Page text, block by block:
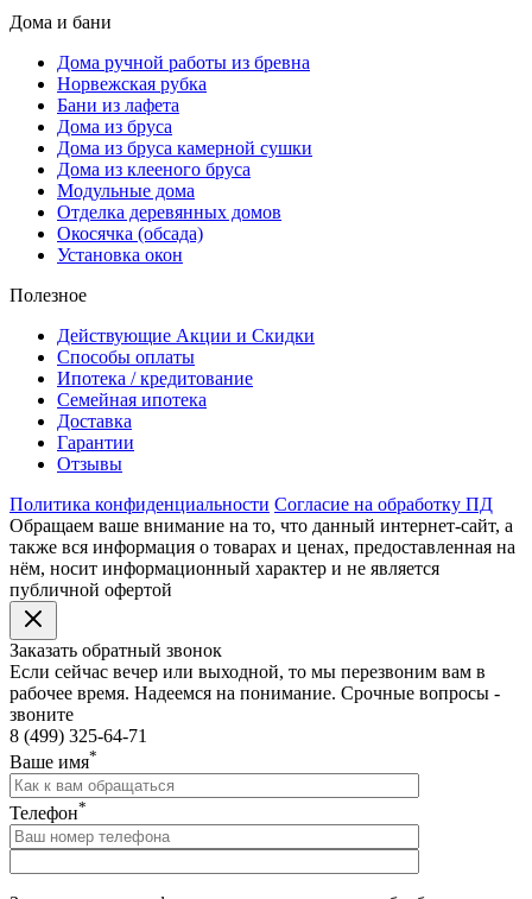
Дома и бани
Дома ручной работы из бревна
Норвежская рубка
Бани из лафета
Дома из бруса
Дома из бруса камерной сушки
Дома из клееного бруса
Модульные дома
Отделка деревянных домов
Окосячка (обсада)
Установка окон
Полезное
Действующие Акции и Скидки
Способы оплаты
Ипотека / кредитование
Семейная ипотека
Доставка
Гарантии
Отзывы
Политика конфиденциальности Согласие на обработку ПД
Обращаем ваше внимание на то, что данный интернет-сайт, а
также вся информация о товарах и ценах, предоставленная на
нём, носит информационный характер и не является
публичной офертой
Заказать обратный звонок
Если сейчас вечер или выходной, то мы перезвоним вам в
рабочее время. Надеемся на понимание. Срочные вопросы -
звоните
8 (499) 325-64-71
Ваше имя*
Телефон*